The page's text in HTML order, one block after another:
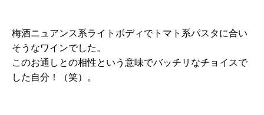
梅酒ニュアンス系ライトボディでトマト系パスタに合い
そうなワインでした。
このお通しとの相性という意味でバッチリなチョイスで
した自分！（笑）。